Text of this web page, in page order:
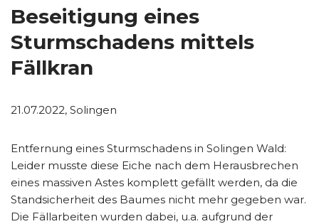
Beseitigung eines
Sturmschadens mittels
Fällkran
21.07.2022, Solingen
Entfernung eines Sturmschadens in Solingen Wald:
Leider musste diese Eiche nach dem Herausbrechen
eines massiven Astes komplett gefällt werden, da die
Standsicherheit des Baumes nicht mehr gegeben war.
Die Fällarbeiten wurden dabei, u.a. aufgrund der